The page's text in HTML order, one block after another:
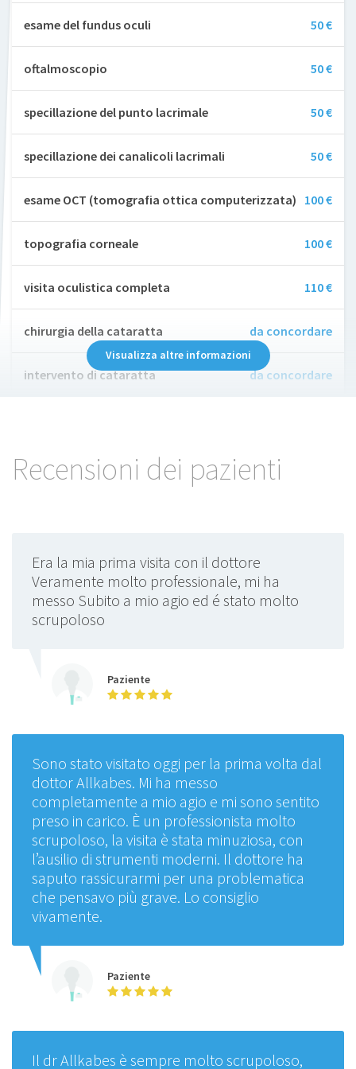
esame del fundus oculi 50 €
oftalmoscopio 50 €
specillazione del punto lacrimale 50 €
specillazione dei canalicoli lacrimali 50 €
esame OCT (tomografia ottica computerizzata) 100 €
topografia corneale 100 €
visita oculistica completa 110 €
chirurgia della cataratta da concordare
intervento di cataratta da concordare
Visualizza altre informazioni
Recensioni dei pazienti
Era la mia prima visita con il dottore
Veramente molto professionale, mi ha
messo Subito a mio agio ed é stato molto
scrupoloso
Paziente
Sono stato visitato oggi per la prima volta dal
dottor Allkabes. Mi ha messo
completamente a mio agio e mi sono sentito
preso in carico. È un professionista molto
scrupoloso, la visita è stata minuziosa, con
l’ausilio di strumenti moderni. Il dottore ha
saputo rassicurarmi per una problematica
che pensavo più grave. Lo consiglio
vivamente.
Paziente
Il dr Allkabes è sempre molto scrupoloso,